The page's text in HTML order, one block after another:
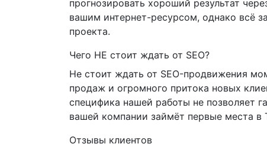
прогнозировать хороший результат
вашим интернет-ресурсом, однако всё
проекта.
Чего НЕ стоит ждать от SEO?
Не стоит ждать от SEO-продвижения
продаж и огромного притока новых
специфика нашей работы не позволяет
вашей компании займёт первые места в
Отзывы клиентов